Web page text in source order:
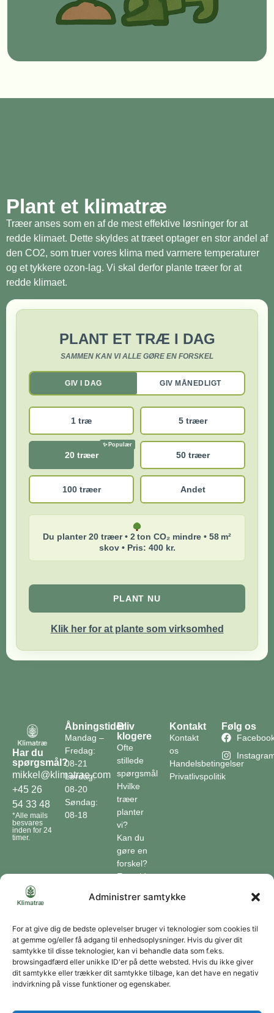
Administrer samtykke
For at give dig de bedste oplevelser bruger vi teknologier som cookies til
at gemme og/eller få adgang til enhedsoplysninger. Hvis du giver dit
samtykke til disse teknologier, kan vi behandle data som f.eks.
browsingadfærd eller unikke ID'er på dette websted. Hvis du ikke giver
dit samtykke eller trækker dit samtykke tilbage, kan det have en negativ
indvirkning på visse funktioner og egenskaber.
Plant et klimatræ
Træer anses som en af de mest effektive løsninger for at
redde klimaet. Dette skyldes at træet optager en stor andel af
den CO2, som truer vores klima med varmere temperaturer
og et tykkere ozon-lag. Vi skal derfor plante træer for at
redde klimaet.
PLANT ET TRÆ I DAG
SAMMEN KAN VI ALLE GØRE EN FORSKEL
GIV I DAG GIV MÅNEDLIGT
1 træ 5 træer
20 træer 50 træer
100 træer Andet
Du planter 20 træer • 2 ton CO₂ mindre • 58 m²
skov • Pris: 400 kr.
PLANT NU
Klik her for at plante som virksomhed
Har du
spørgsmål?
mikkel@klimatrae.com
+45 26
54 33 48
*Alle mails
besvares
inden for 24
timer.
Åbningstider
Mandag –
Fredag:
08-21
Lørdag:
08-20
Søndag:
08-18
Bliv
klogere
Ofte
stillede
spørgsmål
Hvilke
træer
planter
vi?
Kan du
gøre en
forskel?
En guide
Klimaordbogen
optager
træer
co2?
Kontakt
Kontakt
os
Handelsbetingelser
Privatlivspolitik
Følg os
Forbliv forbundet